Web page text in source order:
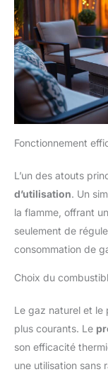
Fonctionnement
L’un des atouts
d’utilisation. Un
la flamme, offrant
seulement de
consommation de
Choix du
Le gaz naturel et le
plus courants. Le
son efficacité
une utilisation sans